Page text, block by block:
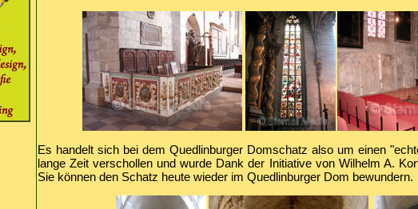
Es handelt sich bei dem Quedlinburger Domschatz also um einen
lange Zeit verschollen und wurde Dank der Initiative von Wilhelm A.
Sie können den Schatz heute wieder im Quedlinburger Dom bewundern.